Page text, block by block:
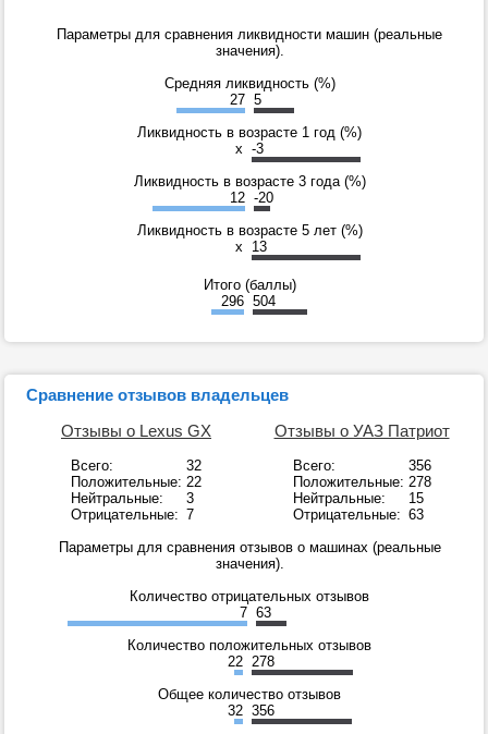
Параметры для сравнения ликвидности машин (реальные
значения).
Средняя ликвидность (%)
27 5
Ликвидность в возрасте 1 год (%)
x -3
Ликвидность в возрасте 3 года (%)
12 -20
Ликвидность в возрасте 5 лет (%)
x 13
Итого (баллы)
296 504
Сравнение отзывов владельцев
Отзывы о Lexus GX
Всего:
32
Положительные: 22
Нейтральные:
3
Отрицательные: 7
Отзывы о УАЗ Патриот
Всего:
356
Положительные: 278
Нейтральные:
15
Отрицательные: 63
Параметры для сравнения отзывов о машинах (реальные
значения).
Количество отрицательных отзывов
7 63
Количество положительных отзывов
22 278
Общее количество отзывов
32 356